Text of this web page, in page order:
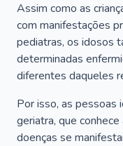
Assim como as
com manifestações
pediatras, os idosos
determinadas
diferentes daqueles
Por isso, as pessoas
geriatra, que
doenças se